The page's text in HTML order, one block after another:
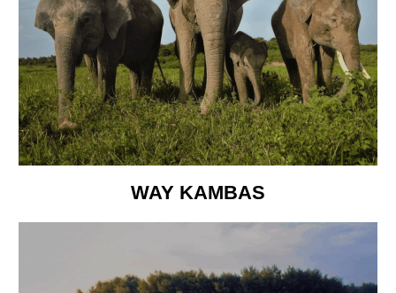
WAY KAMBAS